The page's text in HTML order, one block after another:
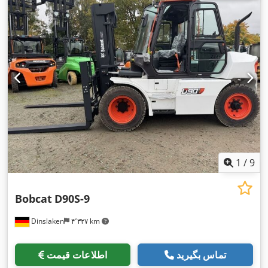
1 /9
Dinslaken ۴٬۳۲۷ km
Bobcat D90S-9
اطلاعات قیمت تماس بگیرید